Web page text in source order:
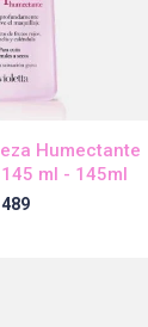
Humectante
ml - 145ml
489